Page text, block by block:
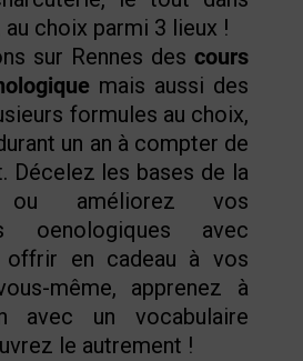
au choix parmi 3 lieux !
sur Rennes des cours
mais aussi des
formules au choix,
un an à compter de
Décelez les bases de la
ou améliorez vos
oenologiques avec
offrir en cadeau à vos
même, apprenez à
avec un vocabulaire
le autrement !